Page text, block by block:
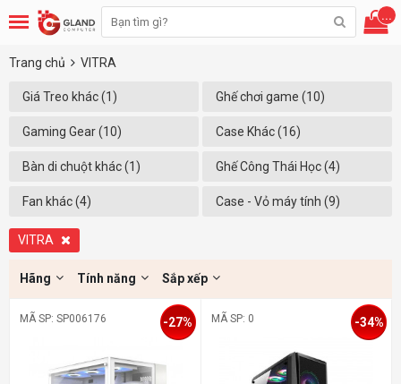
...
Trang chủ VITRA
Giá Treo khác (1) Ghế chơi game (10)
Gaming Gear (10) Case Khác (16)
Bàn di chuột khác (1) Ghế Công Thái Học (4)
Fan khác (4) Case - Vỏ máy tính (9)
VITRA
Hãng Tính năng Sắp xếp
MÃ SP: SP006176 -27% MÃ SP: 0 -34%